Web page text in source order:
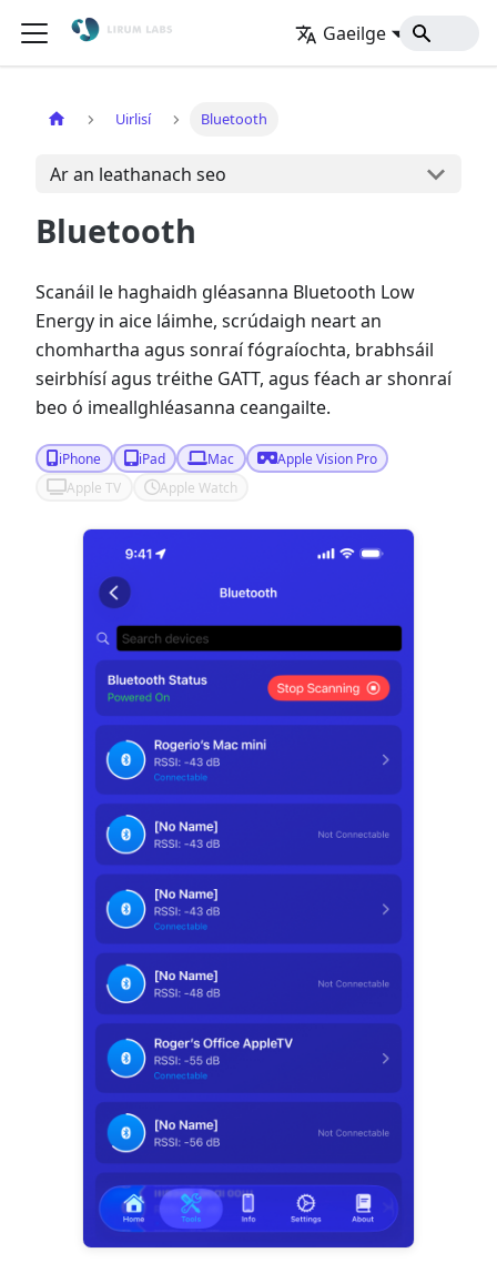
Gaeilge Baile
Uirlisí Bluetooth
Ar an leathanach seo
Bluetooth
Scanáil le haghaidh gléasanna Bluetooth Low
Energy in aice láimhe, scrúdaigh neart an
chomhartha agus sonraí fógraíochta, brabhsáil
seirbhísí agus tréithe GATT, agus féach ar shonraí
beo ó imeallghléasanna ceangailte.
iPhone iPad Mac
Apple Vision Pro
Apple TV
Apple Watch